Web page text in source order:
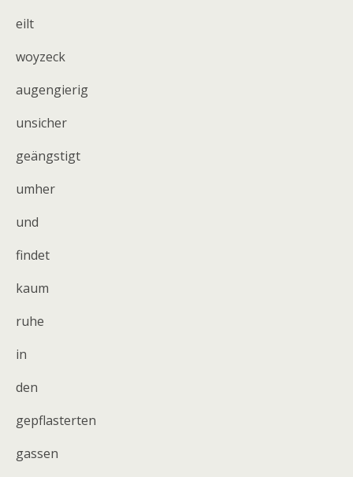
eilt
woyzeck
augengierig
unsicher
geängstigt
umher
und
findet
kaum
ruhe
in
den
gepflasterten
gassen